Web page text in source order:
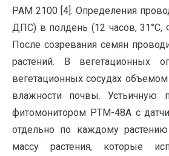
PAM 2100 [4]. Определения
ДПС) в полдень (12 часов, 31°С,
После созревания семян
растений. В вегетационных
вегетационных сосудах
влажности почвы. Устьичную
фитомонитором PTM-48A с
отдельно по каждому
массу растения, которые